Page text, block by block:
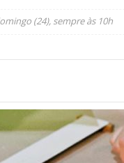
(24), sempre às 10h